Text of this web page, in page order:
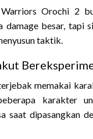
Warriors Orochi 2
damage besar, tapi
taktik.
memakai
karakter
saat dipasangkan